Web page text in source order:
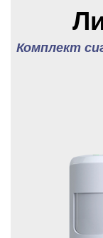
Комплект